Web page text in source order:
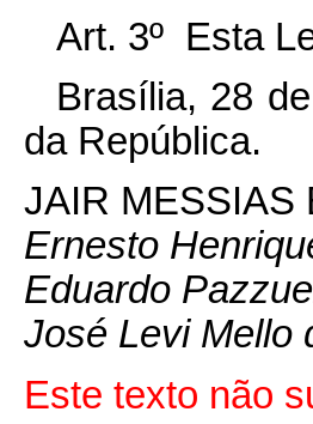
Art. 3º Esta
Brasília, 28
da República.
JAIR MESSIAS
Ernesto
Eduardo
José Levi Mello
Este texto não